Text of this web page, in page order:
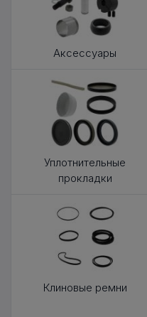
Аксессуары
Уплотнительные
прокладки
Клиновые ремни